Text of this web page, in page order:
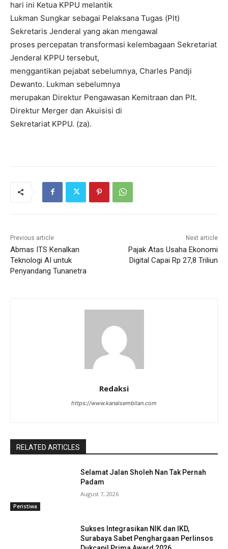
hari ini Ketua KPPU melantik
Lukman Sungkar sebagai Pelaksana Tugas (Plt)
Sekretaris Jenderal yang akan mengawal
proses percepatan transformasi kelembagaan Sekretariat
Jenderal KPPU tersebut,
menggantikan pejabat sebelumnya, Charles Pandji
Dewanto. Lukman sebelumnya
merupakan Direktur Pengawasan Kemitraan dan Plt.
Direktur Merger dan Akuisisi di
Sekretariat KPPU. (za).
Previous article
Abmas ITS Kenalkan
Teknologi AI untuk
Penyandang Tunanetra
Next article
Pajak Atas Usaha Ekonomi
Digital Capai Rp 27,8 Triliun
Redaksi
https://www.kanalsembilan.com
RELATED ARTICLES
Peristiwa
Selamat Jalan Sholeh Nan Tak Pernah
Padam
August 7, 2026
Sukses Integrasikan NIK dan IKD,
Surabaya Sabet Penghargaan Perlinsos